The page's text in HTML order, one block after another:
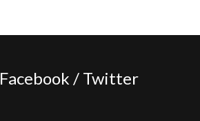
Facebook / Twitter